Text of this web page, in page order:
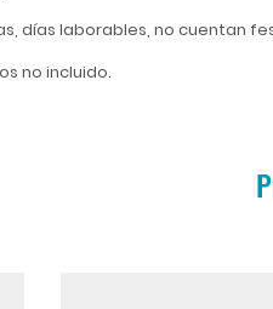
días laborables, no cuentan
no incluido.